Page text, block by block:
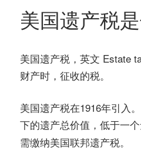
美国遗产税
美国遗产税，英文 Estate
财产时，征收的税。
美国遗产税在1916年引入
下的遗产总价值，低于一个
需缴纳美国联邦遗产税。